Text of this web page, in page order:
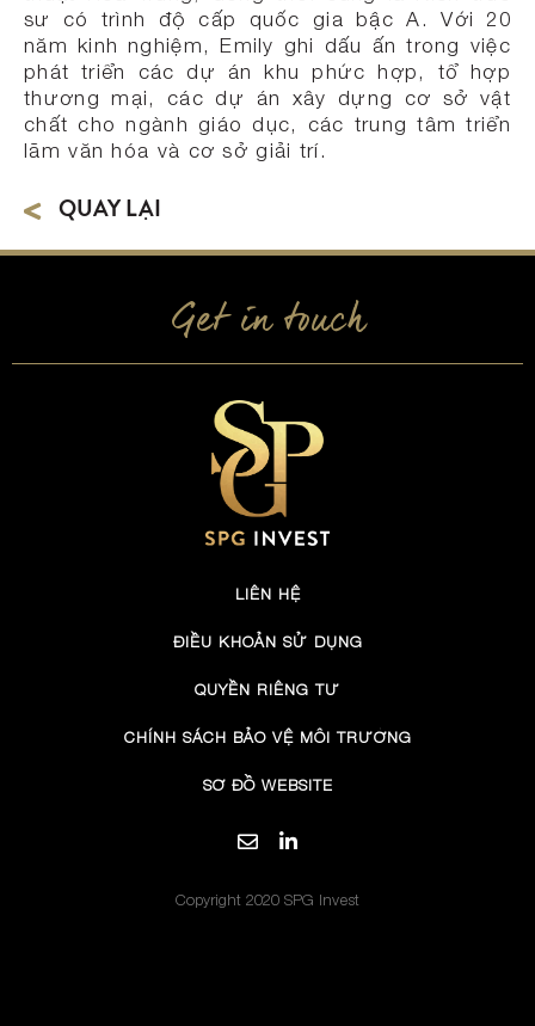
sư có trình độ cấp quốc gia bậc A. Với 20
năm kinh nghiệm, Emily ghi dấu ấn trong việc
phát triển các dự án khu phức hợp, tổ hợp
thương mại, các dự án xây dựng cơ sở vật
chất cho ngành giáo dục, các trung tâm triển
lãm văn hóa và cơ sở giải trí.
QUAY LẠI
Get in touch
LIÊN HỆ
ĐIỀU KHOẢN SỬ DỤNG
QUYỀN RIÊNG TƯ
CHÍNH SÁCH BẢO VỆ MÔI TRƯỜNG
SƠ ĐỒ WEBSITE
Copyright 2020 SPG Invest